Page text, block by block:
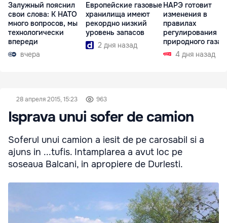
Залужный пояснил
свои слова: К НАТО
много вопросов, мы
технологически
впереди
вчера
Европейские газовые
хранилища имеют
рекордно низкий
уровень запасов
2 дня назад
НАРЭ готовит
изменения в
правилах
регулирования
природного газа
4 дня назад
28 апреля 2015, 15:23 963
Isprava unui sofer de camion
Soferul unui camion a iesit de pe carosabil si a
ajuns in ...tufis. Intamplarea a avut loc pe
soseaua Balcani, in apropiere de Durlesti.